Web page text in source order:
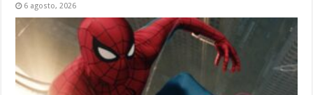
6 agosto, 2026